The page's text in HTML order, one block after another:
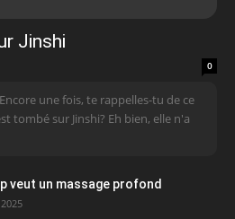
Jinshi
0
une fois, te rappelles-tu de ce
tombé sur Jinshi? Eh bien, elle n'a
veut un massage profond